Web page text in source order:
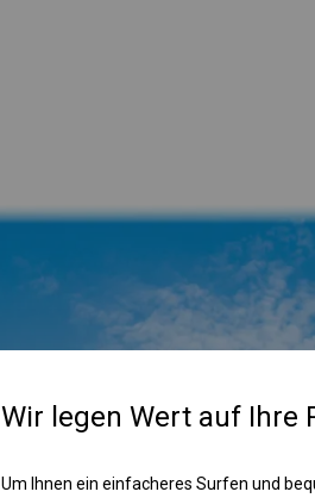
Wir legen Wert auf Ihre
Um Ihnen ein einfacheres Surfen und